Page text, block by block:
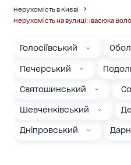
Нерухомість в Києві
Нерухомість на вулиці: Івасюка
Голосіївський
Печерський
Святошинський
Шевченківський
Дніпровський